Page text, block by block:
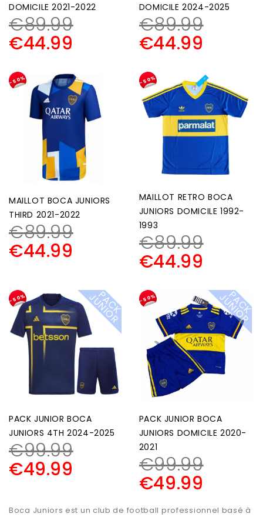
DOMICILE 2021-2022
€89.99
€44.99
DOMICILE 2024-2025
€89.99
€44.99
-50%
MAILLOT BOCA JUNIORS
THIRD 2021-2022
€89.99
€44.99
-50%
MAILLOT RETRO BOCA
JUNIORS DOMICILE 1992-
1993
€89.99
€44.99
-50% P
A
C
K
J
U
N
I
O
R
PACK JUNIOR BOCA
JUNIORS 4TH 2024-2025
€99.99
€49.99
-50% P
A
C
K
J
U
N
I
O
R
PACK JUNIOR BOCA
JUNIORS DOMICILE 2020-
2021
€99.99
€49.99
Boca Juniors est un club de football professionnel basé à